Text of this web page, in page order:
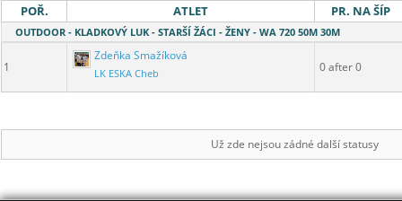
POŘ. ATLET PR. NA ŠÍP
OUTDOOR - KLADKOVÝ LUK - STARŠÍ ŽÁCI - ŽENY - WA 720 50M 30M
1
Zdeňka Smažíková
LK ESKA Cheb 0 after 0
Už zde nejsou zádné další statusy